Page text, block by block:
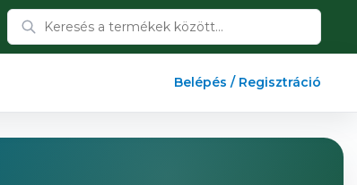
Belépés / Regisztráció